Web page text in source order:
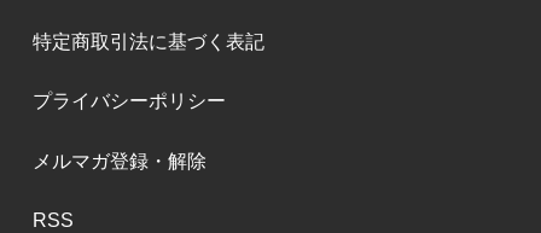
特定商取引法に基づく表記
プライバシーポリシー
メルマガ登録・解除
RSS